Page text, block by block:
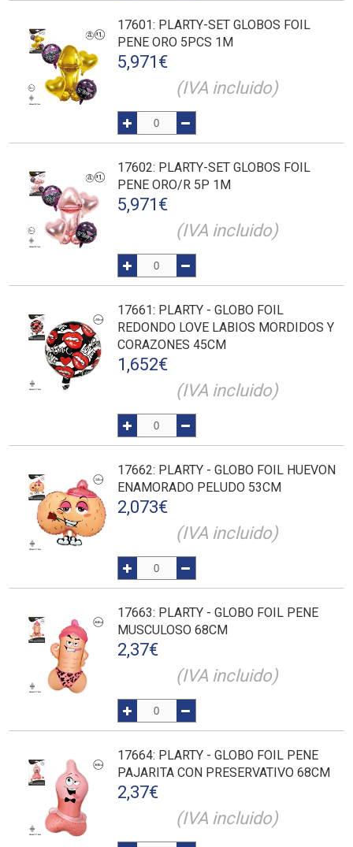
17601: PLARTY-SET GLOBOS FOIL
PENE ORO 5PCS 1M
5,971 €
(IVA incluido)
17602: PLARTY-SET GLOBOS FOIL
PENE ORO/R 5P 1M
5,971 €
(IVA incluido)
17661: PLARTY - GLOBO FOIL
REDONDO LOVE LABIOS MORDIDOS Y
CORAZONES 45CM
1,652€
(IVA incluido)
17662: PLARTY - GLOBO FOIL HUEVON
ENAMORADO PELUDO 53CM
2,073€
(IVA incluido)
17663: PLARTY - GLOBO FOIL PENE
MUSCULOSO 68CM
2,37€
(IVA incluido)
17664: PLARTY - GLOBO FOIL PENE
PAJARITA CON PRESERVATIVO 68CM
2,37€
(IVA incluido)